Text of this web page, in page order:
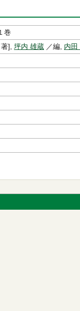
巻
], 坪内 雄蔵 ／編, 内田